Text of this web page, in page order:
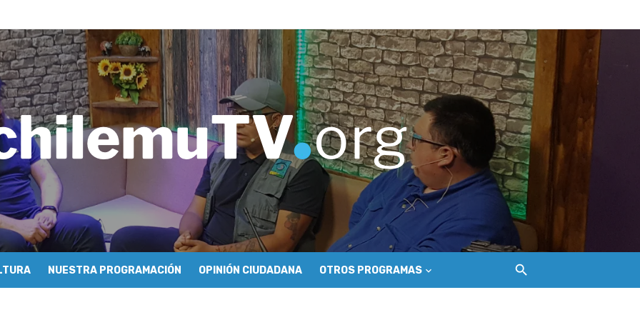
04: Nabi Saleh – Rafael Guendelman
periodismo conocieron cómo se hace televisión comunitaria en Pichilemu
proyectan festivales y escuela comunitaria
y floricultura con María Lina Fermandois y Luis Polanco
inician la construcción participativa del Plan Local de Restauración del Secano Costero Nilahue
a sus finalistas en su segunda clasificatoria
03: lessons on flight – Cecilia Araneda
celebra 50 años de carrera en Pichilemu
frontal en Pichilemu junto al alcalde Roberto Córdova
suscriben convenio para esterilización de mascotas
NUESTRA PROGRAMACIÓN OPINIÓN CIUDADANA OTROS PROGRAMAS